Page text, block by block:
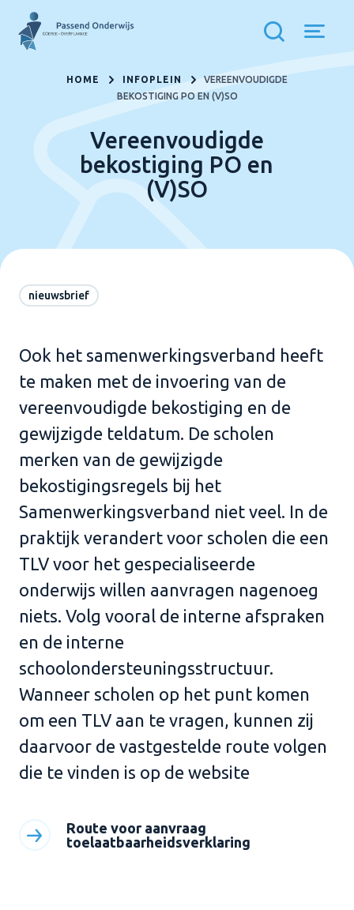
HOME INFOPLEIN
VEREENVOUDIGDE
BEKOSTIGING PO EN (V)SO
Vereenvoudigde
bekostiging PO en
(V)SO
nieuwsbrief
Ook het samenwerkingsverband heeft
te maken met de invoering van de
vereenvoudigde bekostiging en de
gewijzigde teldatum. De scholen
merken van de gewijzigde
bekostigingsregels bij het
Samenwerkingsverband niet veel. In de
praktijk verandert voor scholen die een
TLV voor het gespecialiseerde
onderwijs willen aanvragen nagenoeg
niets. Volg vooral de interne afspraken
en de interne
schoolondersteuningsstructuur.
Wanneer scholen op het punt komen
om een TLV aan te vragen, kunnen zij
daarvoor de vastgestelde route volgen
die te vinden is op de website
Route voor aanvraag
toelaatbaarheidsverklaring